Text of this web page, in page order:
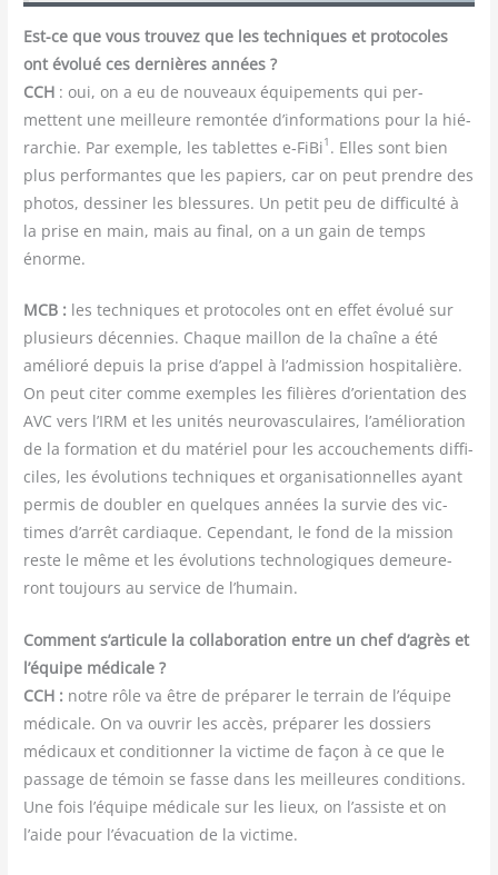
Est-ce que vous trou­vez que les tech­niques et pro­to­coles
ont évo­lué ces der­nières années ?
CCH : oui, on a eu de nou­veaux équi­pe­ments qui per­
mettent une meilleure remon­tée d’informations pour la hié­
rar­chie. Par exemple, les tablettes e‑FiBi1 . Elles sont bien
plus per­for­mantes que les papiers, car on peut prendre des
pho­tos, des­si­ner les bles­sures. Un petit peu de dif­fi­cul­té à
la prise en main, mais au final, on a un gain de temps
énorme.
MCB : les tech­niques et pro­to­coles ont en effet évo­lué sur
plu­sieurs décen­nies. Chaque maillon de la chaîne a été
amé­lio­ré depuis la prise d’appel à l’admission hos­pi­ta­lière.
On peut citer comme exemples les filières d’orientation des
AVC vers l’IRM et les uni­tés neu­ro­vas­cu­laires, l’amélioration
de la for­ma­tion et du maté­riel pour les accou­che­ments dif­fi­
ciles, les évo­lu­tions tech­niques et orga­ni­sa­tion­nelles ayant
per­mis de dou­bler en quelques années la sur­vie des vic­
times d’arrêt car­diaque. Cepen­dant, le fond de la mis­sion
reste le même et les évo­lu­tions tech­no­lo­giques demeu­re­
ront tou­jours au ser­vice de l’humain.
Com­ment s’articule la col­la­bo­ra­tion entre un chef d’agrès et
l’équipe médi­cale ?
CCH : notre rôle va être de pré­pa­rer le ter­rain de l’équipe
médi­cale. On va ouvrir les accès, pré­pa­rer les dos­siers
médi­caux et condi­tion­ner la vic­time de façon à ce que le
pas­sage de témoin se fasse dans les meilleures condi­tions.
Une fois l’équipe médi­cale sur les lieux, on l’assiste et on
l’aide pour l’évacuation de la victime.